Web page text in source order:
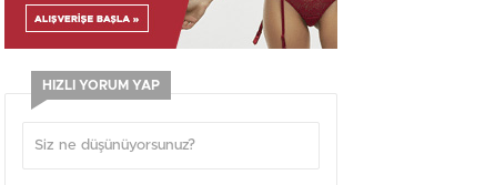
HIZLI YORUM YAP